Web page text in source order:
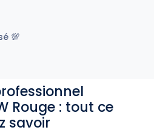
💯
Rouge : tout ce
savoir